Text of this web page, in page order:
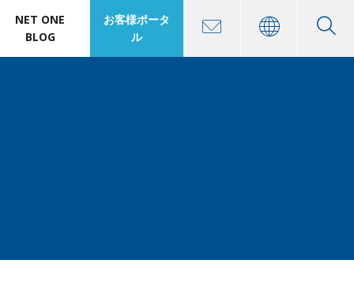
NET ONE
BLOG
お客様ポータ
ル